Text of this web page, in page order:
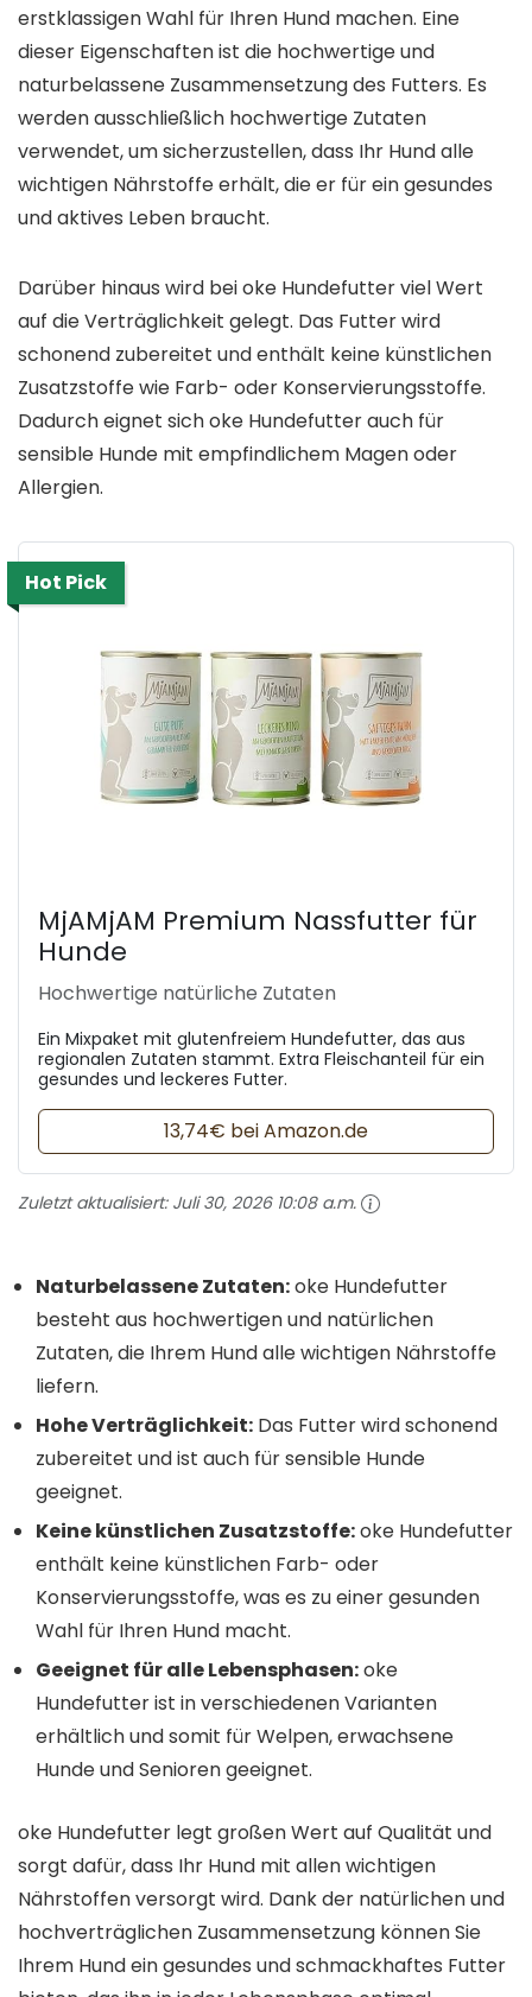
erstklassigen Wahl für Ihren Hund machen. Eine
dieser Eigenschaften ist die hochwertige und
naturbelassene Zusammensetzung des Futters. Es
werden ausschließlich hochwertige Zutaten
verwendet, um sicherzustellen, dass Ihr Hund alle
wichtigen Nährstoffe erhält, die er für ein gesundes
und aktives Leben braucht.
Darüber hinaus wird bei oke Hundefutter viel Wert
auf die Verträglichkeit gelegt. Das Futter wird
schonend zubereitet und enthält keine künstlichen
Zusatzstoffe wie Farb- oder Konservierungsstoffe.
Dadurch eignet sich oke Hundefutter auch für
sensible Hunde mit empfindlichem Magen oder
Allergien.
Hot Pick
MjAMjAM Premium Nassfutter für
Hunde
Hochwertige natürliche Zutaten
Ein Mixpaket mit glutenfreiem Hundefutter, das aus
regionalen Zutaten stammt. Extra Fleischanteil für ein
gesundes und leckeres Futter.
13,74€ bei Amazon.de
Zuletzt aktualisiert: Juli 30, 2026 10:08 a.m.
Naturbelassene Zutaten:oke Hundefutter
besteht aus hochwertigen und natürlichen
Zutaten, die Ihrem Hund alle wichtigen Nährstoffe
liefern.
Hohe Verträglichkeit: Das Futter wird schonend
zubereitet und ist auch für sensible Hunde
geeignet.
Keine künstlichen Zusatzstoffe:oke Hundefutter
enthält keine künstlichen Farb- oder
Konservierungsstoffe, was es zu einer gesunden
Wahl für Ihren Hund macht.
Geeignet für alle Lebensphasen:oke
Hundefutter ist in verschiedenen Varianten
erhältlich und somit für Welpen, erwachsene
Hunde und Senioren geeignet.
oke Hundefutter legt großen Wert auf Qualität und
sorgt dafür, dass Ihr Hund mit allen wichtigen
Nährstoffen versorgt wird. Dank der natürlichen und
hochverträglichen Zusammensetzung können Sie
Ihrem Hund ein gesundes und schmackhaftes Futter